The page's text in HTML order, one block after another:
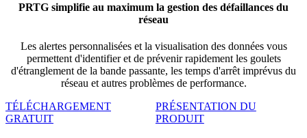
PRTG simplifie au maximum la gestion des défaillances du
réseau
Les alertes personnalisées et la visualisation des données vous
permettent d'identifier et de prévenir rapidement les goulets
d'étranglement de la bande passante, les temps d'arrêt imprévus du
réseau et autres problèmes de performance.
TÉLÉCHARGEMENT
GRATUIT
PRÉSENTATION DU
PRODUIT